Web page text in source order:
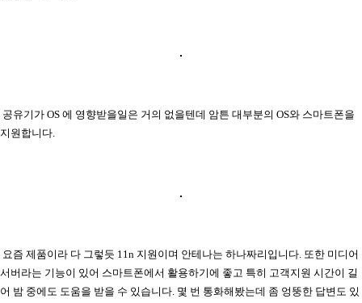
공유기가 OS 에 영향받을일은 거의 없을텐데 암튼 대부분의 OS와 스마트폰을
지원합니다.
요즘 제품이라 다 그렇듯 11n 지원이며 안테나는 하나짜리입니다. 또한 미디어
서버라는 기능이 있어 스마트폰에서 활용하기에 좋고 특히 고객지원 시간이 길
어 밤 중에도 도움을 받을 수 있습니다. 몇 번 통화해봤는데 좀 엉뚱한 답변도 있